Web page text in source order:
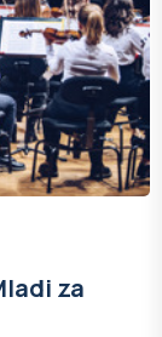
za